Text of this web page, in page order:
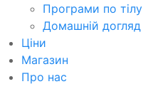
Програми по тілу
Домашній догляд
Ціни
Магазин
Про нас